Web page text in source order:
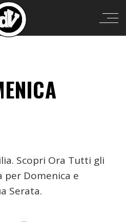
Scopri Ora Tutti gli
per Domenica e
Serata.